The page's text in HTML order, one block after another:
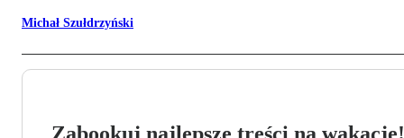
Michał Szułdrzyński